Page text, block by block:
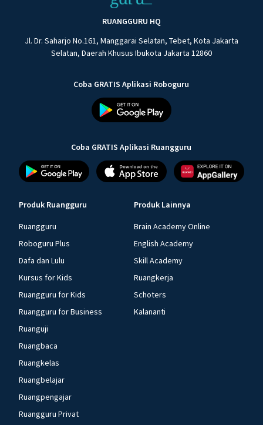
RUANGGURU HQ
Jl. Dr. Saharjo No.161, Manggarai Selatan, Tebet, Kota Jakarta
Selatan, Daerah Khusus Ibukota Jakarta 12860
Coba GRATIS Aplikasi Roboguru
Coba GRATIS Aplikasi Ruangguru
Produk Ruangguru
Ruangguru
Roboguru Plus
Dafa dan Lulu
Kursus for Kids
Ruangguru for Kids
Ruangguru for Business
Ruanguji
Ruangbaca
Ruangkelas
Ruangbelajar
Ruangpengajar
Ruangguru Privat
Produk Lainnya
Brain Academy Online
English Academy
Skill Academy
Ruangkerja
Schoters
Kalananti